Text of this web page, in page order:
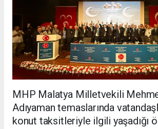
MHP Malatya Milletvekili
Adıyaman temaslarında
konut taksitleriyle ilgili yaşadığı